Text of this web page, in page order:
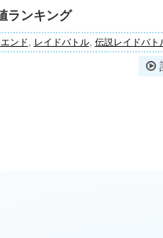
ランキング
ンド, レイドバトル, 伝説レイドバト